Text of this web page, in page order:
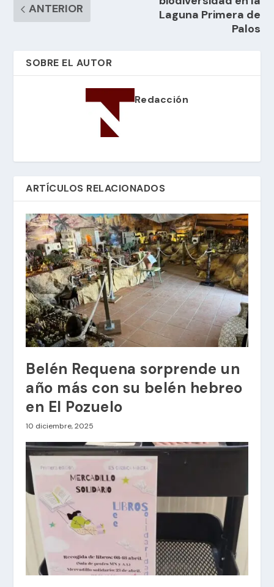
ANTERIOR
Laguna Primera de
Palos
SOBRE EL AUTOR
Redacción
ARTÍCULOS RELACIONADOS
Belén Requena sorprende un
año más con su belén hebreo
en El Pozuelo
10 diciembre, 2025